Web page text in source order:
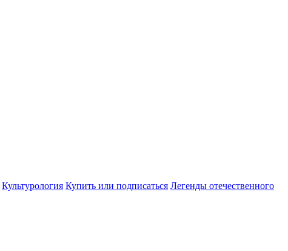
Культурология Купить или подписаться Легенды отечественного